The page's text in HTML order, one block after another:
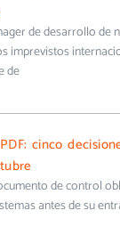
de desarrollo de
imprevistos
de
cinco
de control
antes de su